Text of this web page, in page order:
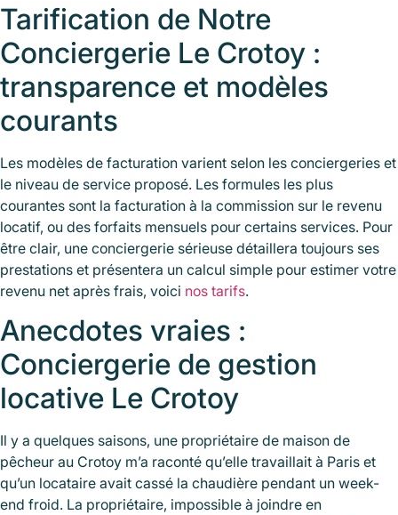
Tarification de Notre
Conciergerie Le Crotoy :
transparence et modèles
courants
Les modèles de facturation varient selon les conciergeries et
le niveau de service proposé. Les formules les plus
courantes sont la facturation à la commission sur le revenu
locatif, ou des forfaits mensuels pour certains services. Pour
être clair, une conciergerie sérieuse détaillera toujours ses
prestations et présentera un calcul simple pour estimer votre
revenu net après frais, voici nos tarifs.
Anecdotes vraies :
Conciergerie de gestion
locative Le Crotoy
Il y a quelques saisons, une propriétaire de maison de
pêcheur au Crotoy m’a raconté qu’elle travaillait à Paris et
qu’un locataire avait cassé la chaudière pendant un week-
end froid. La propriétaire, impossible à joindre en